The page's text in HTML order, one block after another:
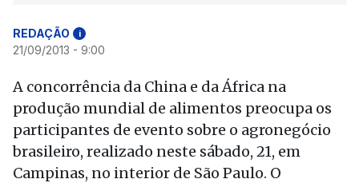
REDAÇÃO i
21/09/2013 - 9:00
A concorrência da China e da África na
produção mundial de alimentos preocupa os
participantes de evento sobre o agronegócio
brasileiro, realizado neste sábado, 21, em
Campinas, no interior de São Paulo. O